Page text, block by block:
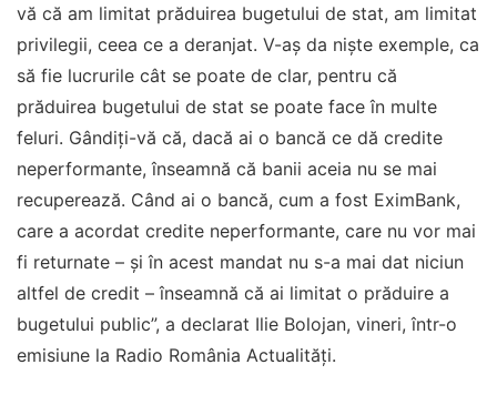
vă că am limitat prăduirea bugetului de stat, am limitat
privilegii, ceea ce a deranjat. V-aş da nişte exemple, ca
să fie lucrurile cât se poate de clar, pentru că
prăduirea bugetului de stat se poate face în multe
feluri. Gândiţi-vă că, dacă ai o bancă ce dă credite
neperformante, înseamnă că banii aceia nu se mai
recuperează. Când ai o bancă, cum a fost EximBank,
care a acordat credite neperformante, care nu vor mai
fi returnate – şi în acest mandat nu s-a mai dat niciun
altfel de credit – înseamnă că ai limitat o prăduire a
bugetului public”, a declarat Ilie Bolojan, vineri, într-o
emisiune la Radio România Actualităţi.